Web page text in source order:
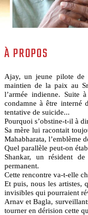
À PROPOS
Ajay, un jeune pilote de
maintien de la paix au
l’armée indienne. Suite
condamne à être interné
tentative de suicide...
Pourquoi s’obstine-t-il à
Sa mère lui racontait
Mahabharata, l’emblème
Quel parallèle peut-on
Shankar, un résident
permanent.
Cette rencontre va-t-elle
Et puis, nous les artistes,
invisibles qui pourraient
Arnav et Bagla,
tourner en dérision cette